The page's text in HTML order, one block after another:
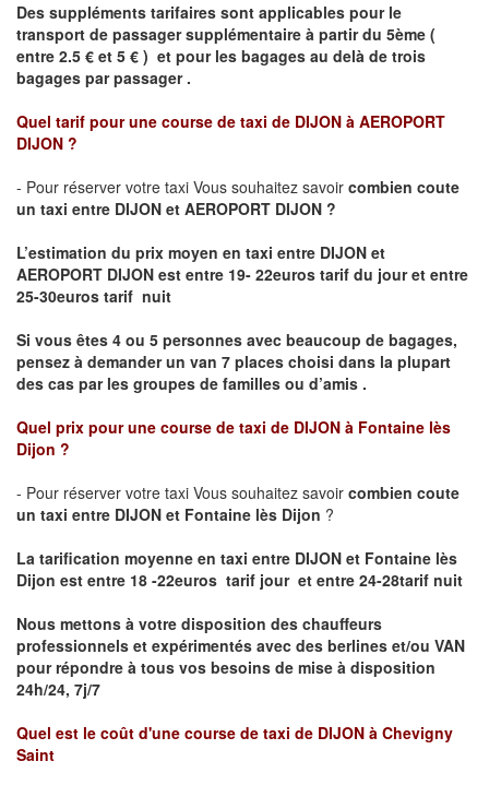
Des suppléments tarifaires sont applicables pour le
transport de passager supplémentaire à partir du 5ème (
entre 2.5 € et 5 € ) et pour les bagages au delà de trois
bagages par passager .
Quel tarif pour une course de taxi de DIJON à AEROPORT
DIJON ?
- Pour réserver votre taxi Vous souhaitez savoir combien coute
un taxi entre DIJON et AEROPORT DIJON ?
L’estimation du prix moyen en taxi entre DIJON et
AEROPORT DIJON est entre 19- 22euros tarif du jour et entre
25-30euros tarif nuit
Si vous êtes 4 ou 5 personnes avec beaucoup de bagages,
pensez à demander un van 7 places choisi dans la plupart
des cas par les groupes de familles ou d’amis .
Quel prix pour une course de taxi de DIJON à Fontaine lès
Dijon ?
- Pour réserver votre taxi Vous souhaitez savoir combien coute
un taxi entre DIJON et Fontaine lès Dijon ?
La tarification moyenne en taxi entre DIJON et Fontaine lès
Dijon est entre 18 -22euros tarif jour et entre 24-28tarif nuit
Nous mettons à votre disposition des chauffeurs
professionnels et expérimentés avec des berlines et/ou VAN
pour répondre à tous vos besoins de mise à disposition
24h/24, 7j/7
Quel est le coût d'une course de taxi de DIJON à Chevigny
Saint